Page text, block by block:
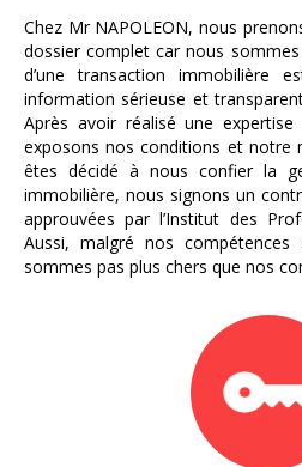
Chez Mr NAPOLEON, nous
dossier complet car nous
d’une transaction immobilière
information sérieuse et
Après avoir réalisé une
exposons nos conditions et notre
êtes décidé à nous confier la
immobilière, nous signons un
approuvées par l’Institut des
Aussi, malgré nos compétences
sommes pas plus chers que nos